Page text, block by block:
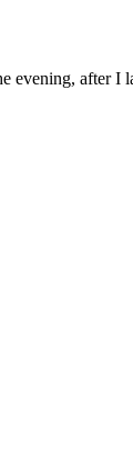
evening, after I